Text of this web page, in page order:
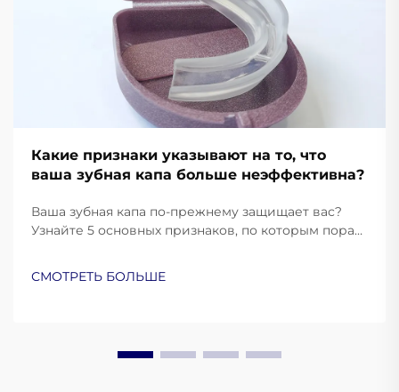
Какие признаки указывают на то, что
ваша зубная капа больше неэффективна?
Ваша зубная капа по-прежнему защищает вас?
Узнайте 5 основных признаков, по которым пора
СМОТРЕТЬ БОЛЬШЕ